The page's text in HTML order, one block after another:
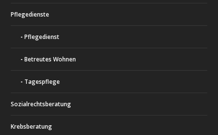
Pflegedienste
Pflegedienst
Betreutes Wohnen
Tagespflege
Sozialrechtsberatung
Krebsberatung